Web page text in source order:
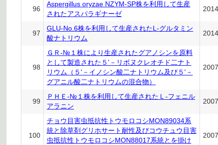
96
Aspergillus oryzae NZYM-SP株を利用して生産
されたアスパラギナーゼ
97
GLU-No.6株を利用して生産されたL-グルタミン
酸ナトリウム
98
ＧＲ-№１株により生産されたグアノシンを原料
として製造された５'－リボヌクレオチド二ナト
リウム（５'－イノシン酸二ナトリウム及び５'－
グアニル酸二ナトリウムの混合物）
99
ＰＨＥ-№１株を利用して生産されたＬ-フェニル
アラニン
100
チョウ目害虫抵抗性トウモロコシMON89034系
統と除草剤グリホサート耐性及びコウチュウ目害
虫抵抗性トウモロコシMON88017系統とを掛け